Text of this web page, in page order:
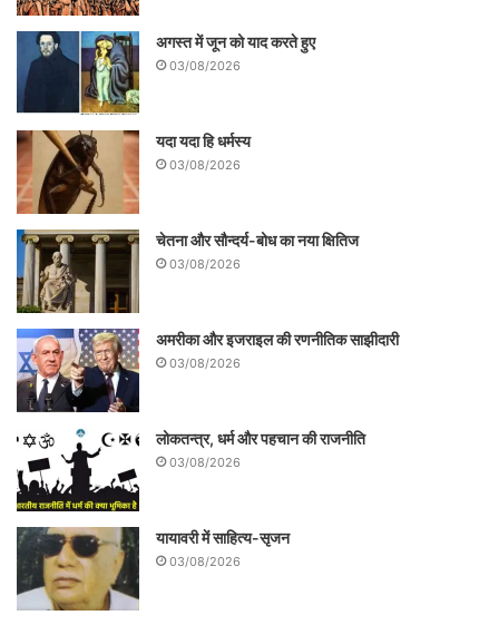
अगस्त में जून को याद करते हुए
03/08/2026
यदा यदा हि धर्मस्य
03/08/2026
चेतना और सौन्दर्य-बोध का नया क्षितिज
03/08/2026
अमरीका और इजराइल की रणनीतिक साझीदारी
03/08/2026
लोकतन्त्र, धर्म और पहचान की राजनीति
03/08/2026
यायावरी में साहित्य-सृजन
03/08/2026